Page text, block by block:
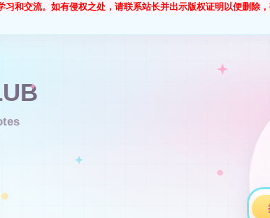
和交流。如有侵权之处，请联系站长并出示版权证明以便删除，